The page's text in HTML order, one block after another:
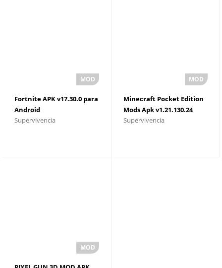
Fortnite APK v17.30.0 para
Android
Supervivencia
Minecraft Pocket Edition
Mods Apk v1.21.130.24
Pieles premium para
Supervivencia